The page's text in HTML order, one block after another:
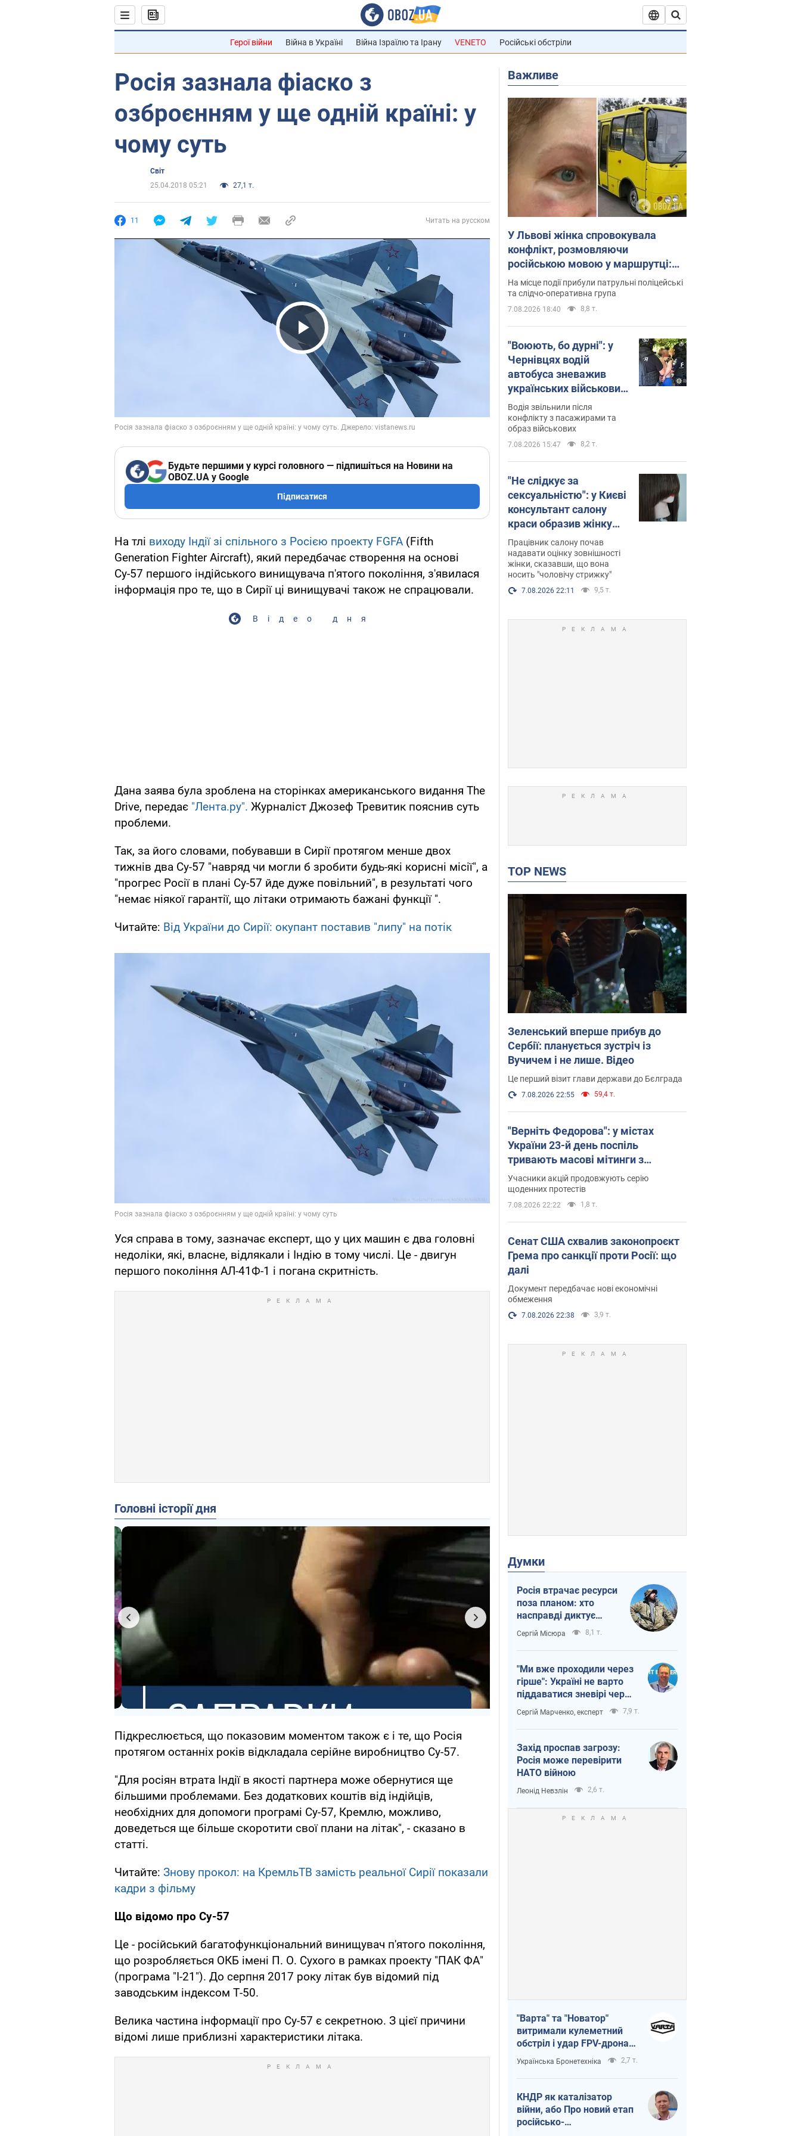
Герої війни Війна в Україні Війна Ізраїлю та Ірану VENETO Російські обстріли
Росія зазнала фіаско з
озброєнням у ще одній країні: у
чому суть
Світ
25.04.2018 05:21
27,1 т.
11 Читать на русском
Play Video
Будьте першими у курсі головного — підпишіться на Новини на
OBOZ.UA у Google
Підписатися
На тлі виходу Індії зі спільного з Росією проекту FGFA (Fifth
Generation Fighter Aircraft), який передбачає створення на основі
Су-57 першого індійського винищувача п'ятого покоління, з'явилася
інформація про те, що в Сирії ці винищувачі також не спрацювали.
Відео дня
Дана заява була зроблена на сторінках американського видання The
Drive, передає "Лента.ру". Журналіст Джозеф Тревитик пояснив суть
проблеми.
Так, за його словами, побувавши в Сирії протягом менше двох
тижнів два Су-57 "навряд чи могли б зробити будь-які корисні місії", а
"прогрес Росії в плані Су-57 йде дуже повільний", в результаті чого
"немає ніякої гарантії, що літаки отримають бажані функції ".
Читайте: Від України до Сирії: окупант поставив "липу" на потік
Уся справа в тому, зазначає експерт, що у цих машин є два головні
недоліки, які, власне, відлякали і Індію в тому числі. Це - двигун
першого покоління АЛ-41Ф-1 і погана скритність.
Головні історії дня
Підкреслюється, що показовим моментом також є і те, що Росія
протягом останніх років відкладала серійне виробництво Су-57.
"Для росіян втрата Індії в якості партнера може обернутися ще
більшими проблемами. Без додаткових коштів від індійців,
необхідних для допомоги програмі Су-57, Кремлю, можливо,
доведеться ще більше скоротити свої плани на літак", - сказано в
статті.
Читайте: Знову прокол: на КремльТВ замість реальної Сирії показали
кадри з фільму
Що відомо про Су-57
Це - російський багатофункціональний винищувач п'ятого покоління,
що розробляється ОКБ імені П. О. Сухого в рамках проекту "ПАК ФА"
(програма "І-21"). До серпня 2017 року літак був відомий під
заводським індексом Т-50.
Велика частина інформації про Су-57 є секретною. З цієї причини
відомі лише приблизні характеристики літака.
Важливе
У Львові жінка спровокувала
конфлікт, розмовляючи
російською мовою у маршрутці:
поліція склала адмінпротокол.
Відео
На місце події прибули патрульні поліцейські
та слідчо-оперативна група
7.08.2026 18:40 8,8 т.
"Воюють, бо дурні": у
Чернівцях водій
автобуса зневажив
українських військових
і поплатився. Відео
Водія звільнили після
конфлікту з пасажирами та
образ військових
7.08.2026 15:47 8,2 т.
"Не слідкує за
сексуальністю": у Києві
консультант салону
краси образив жінку
після хімієтерапії,
розгорівся скандал.
Фото
Працівник салону почав
надавати оцінку зовнішності
жінки, сказавши, що вона
носить "чоловічу стрижку"
7.08.2026 22:11 9,5 т.
TOP NEWS
Зеленський вперше прибув до
Сербії: планується зустріч із
Вучичем і не лише. Відео
Це перший візит глави держави до Бєлграда
7.08.2026 22:55 59,4 т.
"Верніть Федорова": у містах
України 23-й день поспіль
тривають масові мітинги з
картонками. Фото і відео
Учасники акцій продовжують серію
щоденних протестів
7.08.2026 22:22 1,8 т.
Сенат США схвалив законопроєкт
Грема про санкції проти Росії: що
далі
Документ передбачає нові економічні
обмеження
7.08.2026 22:38 3,9 т.
Думки
Росія втрачає ресурси
поза планом: хто
насправді диктує
темп війни
Сергій Місюра 8,1 т.
"Ми вже проходили через
гірше": Україні не варто
піддаватися зневірі через
ракетний терор
Сергій Марченко, експерт 7,9 т.
Захід проспав загрозу:
Росія може перевірити
НАТО війною
Леонід Невзлін 2,6 т.
"Варта" та "Новатор"
витримали кулеметний
обстріл і удар FPV-дрона,
врятувавши життя
офіцеру ЗСУ
Українська Бронетехніка 2,7 т.
КНДР як каталізатор
війни, або Про новий етап
російсько-